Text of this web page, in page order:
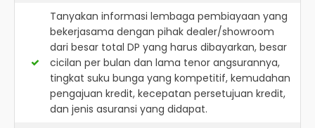
Tanyakan informasi lembaga pembiayaan yang
bekerjasama dengan pihak dealer/showroom
dari besar total DP yang harus dibayarkan, besar
cicilan per bulan dan lama tenor angsurannya,
tingkat suku bunga yang kompetitif, kemudahan
pengajuan kredit, kecepatan persetujuan kredit,
dan jenis asuransi yang didapat.